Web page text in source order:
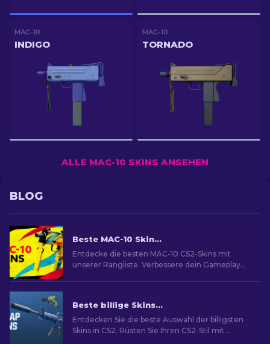
MAC-10
INDIGO
MAC-10
TORNADO
ALLE MAC-10 SKINS ANSEHEN
BLOG
Beste MAC-10 Skins in CS2: Rangliste [2026]
Entdecke die besten MAC-10 CS2-Skins mit
unserer Rangliste. Verbessere dein Gameplay
Beste billige Skins in CS2 [2026]
Entdecken Sie die beste Auswahl der billigsten
Skins in CS2. Rüsten Sie Ihren CS2-Stil mit